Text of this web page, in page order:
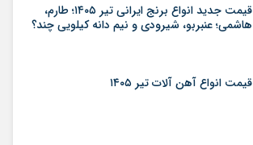
قیمت جدید انواع برنج ایرانی تیر ۱۴۰۵؛ طارم،
هاشمی؛ عنبربو، شیرودی و نیم دانه کیلویی چند؟
قیمت انواع آهن آلات تیر ۱۴۰۵